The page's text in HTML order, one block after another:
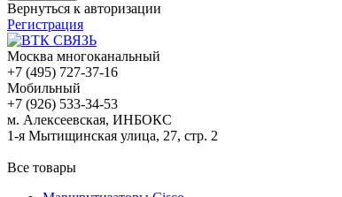
Вернуться к авторизации
Регистрация
Москва многоканальный
+7 (495) 727-37-16
Мобильный
+7 (926) 533-34-53
м. Алексеевская, ИНБОКС
1-я Мытищинская улица, 27, стр. 2
Все товары